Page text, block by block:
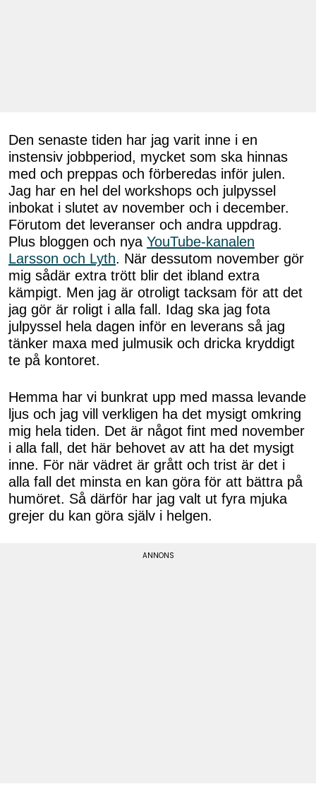
Den senaste tiden har jag varit inne i en
instensiv jobbperiod, mycket som ska hinnas
med och preppas och förberedas inför julen.
Jag har en hel del workshops och julpyssel
inbokat i slutet av november och i december.
Förutom det leveranser och andra uppdrag.
Plus bloggen och nya YouTube-kanalen
Larsson och Lyth. När dessutom november gör
mig sådär extra trött blir det ibland extra
kämpigt. Men jag är otroligt tacksam för att det
jag gör är roligt i alla fall. Idag ska jag fota
julpyssel hela dagen inför en leverans så jag
tänker maxa med julmusik och dricka kryddigt
te på kontoret.
Hemma har vi bunkrat upp med massa levande
ljus och jag vill verkligen ha det mysigt omkring
mig hela tiden. Det är något fint med november
i alla fall, det här behovet av att ha det mysigt
inne. För när vädret är grått och trist är det i
alla fall det minsta en kan göra för att bättra på
humöret. Så därför har jag valt ut fyra mjuka
grejer du kan göra själv i helgen.